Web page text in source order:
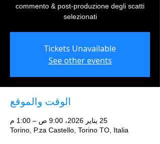
commento & post-produzione degli scatti
selezionati
Tickets Unavailable
See other events
الوقت والموقع
25 يناير 2026، 9:00 ص – 1:00 م
Torino, P.za Castello, Torino TO, Italia